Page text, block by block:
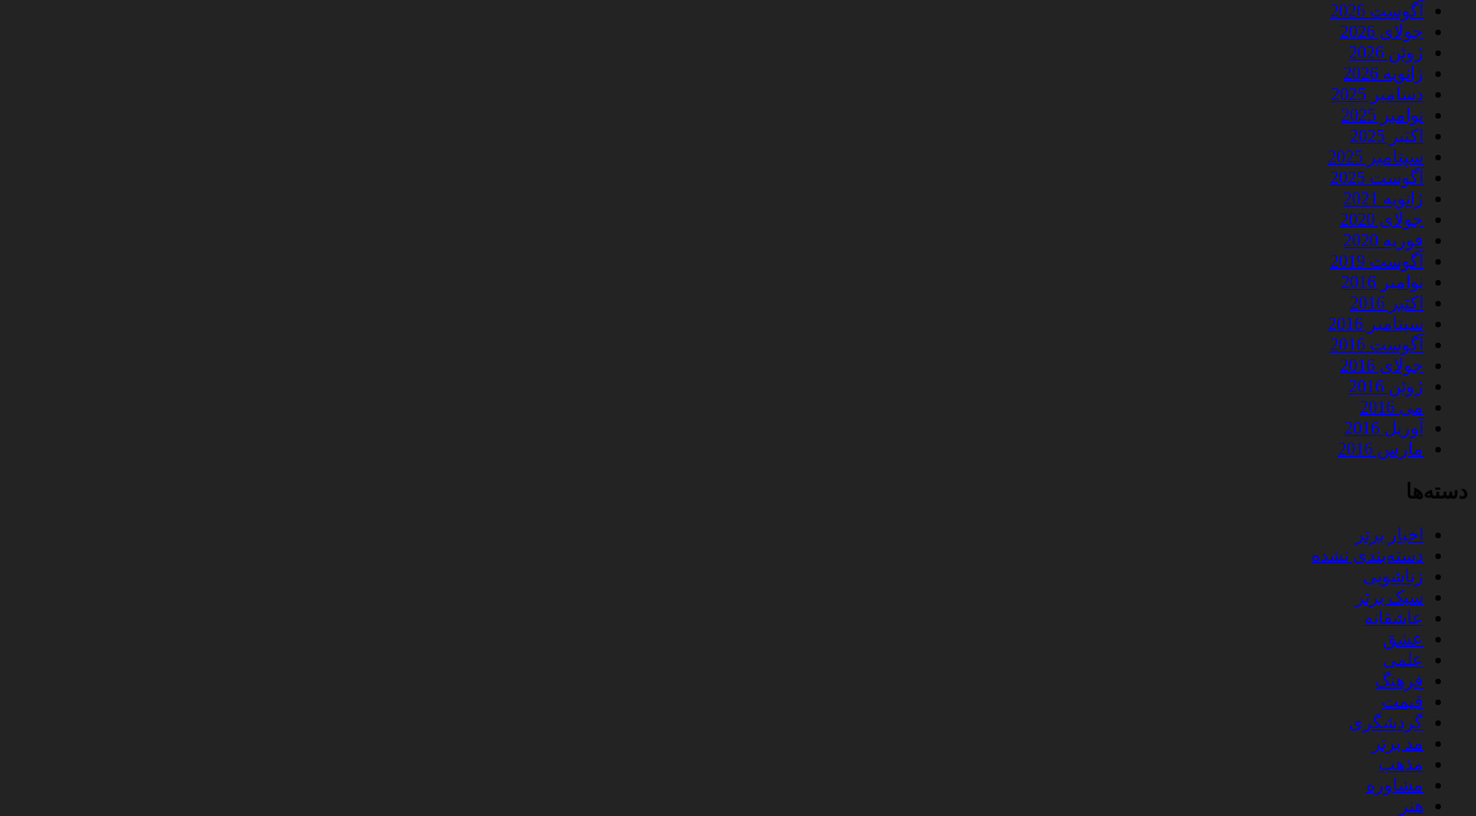
آگوست 2026
جولای 2026
ژوئن 2026
ژانویه 2026
دسامبر 2025
نوامبر 2025
اکتبر 2025
سپتامبر 2025
آگوست 2025
ژانویه 2021
جولای 2020
فوریه 2020
آگوست 2019
نوامبر 2016
اکتبر 2016
سپتامبر 2016
آگوست 2016
جولای 2016
ژوئن 2016
می 2016
آوریل 2016
مارس 2016
دسته‌ها
اخبار برتر
دسته‌بندی نشده
زناشویی
سبک برتر
عاشقانه
عشق
علمی
فرهنگ
قیمت
گردشگری
مد برتر
مذهب
مشاوره
هنر